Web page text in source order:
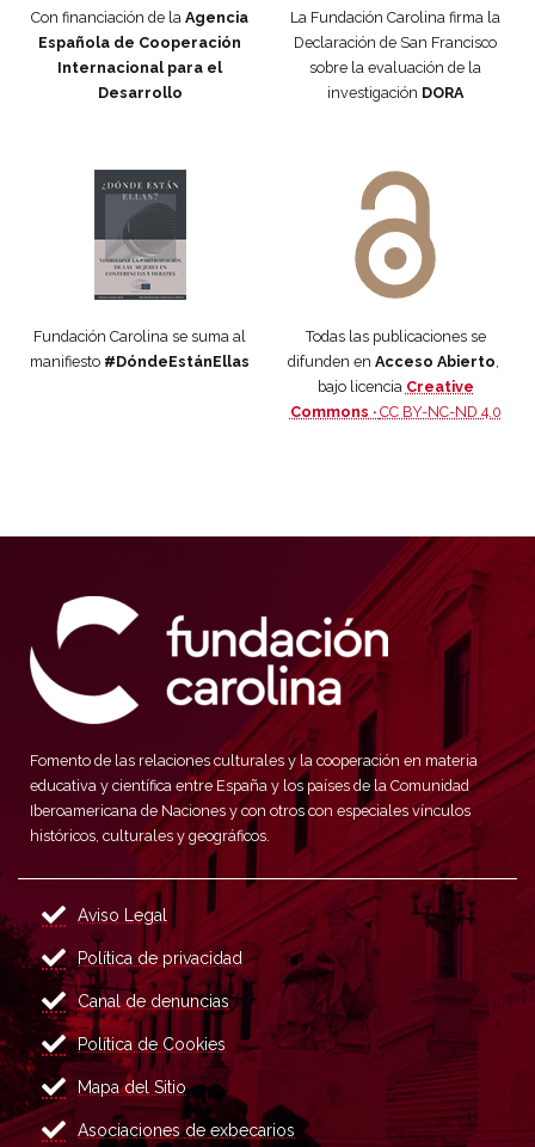
Con financiación de la Agencia
Española de Cooperación
Internacional para el
Desarrollo
La Fundación Carolina firma la
Declaración de San Francisco
sobre la evaluación de la
investigación DORA
Fundación Carolina se suma al
manifiesto #DóndeEstánEllas
Todas las publicaciones se
difunden en Acceso Abierto,
bajo licencia Creative
Commons · CC BY-NC-ND 4.0
Fomento de las relaciones culturales y la cooperación en materia
educativa y científica entre España y los países de la Comunidad
Iberoamericana de Naciones y con otros con especiales vínculos
históricos, culturales y geográficos.
Aviso Legal
Política de privacidad
Canal de denuncias
Política de Cookies
Mapa del Sitio
Asociaciones de exbecarios